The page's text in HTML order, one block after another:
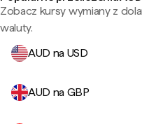
Zobacz kursy wymiany z
waluty.
AUD na USD
AUD na GBP